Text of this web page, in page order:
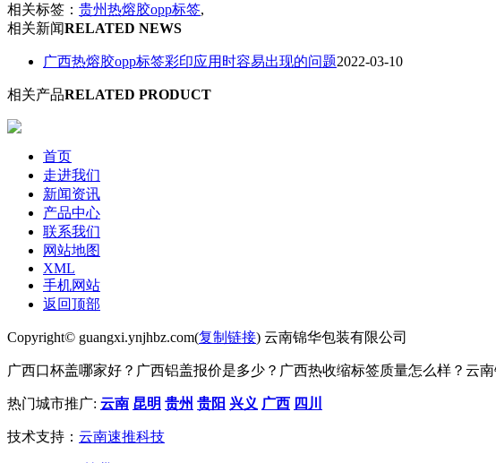
相关标签： 贵州热熔胶opp标签,
相关新闻RELATED NEWS
广西热熔胶opp标签彩印应用时容易出现的问题2022-03-10
相关产品RELATED PRODUCT
首页
走进我们
新闻资讯
产品中心
联系我们
网站地图
XML
手机网站
返回顶部
Copyright© guangxi.ynjhbz.com(复制链接) 云南锦华包装有限公司
广西口杯盖哪家好？广西铝盖报价是多少？广西热收缩标签质量怎么样？云
热门城市推广: 云南 昆明 贵州 贵阳 兴义 广西 四川
技术支持： 云南速推科技